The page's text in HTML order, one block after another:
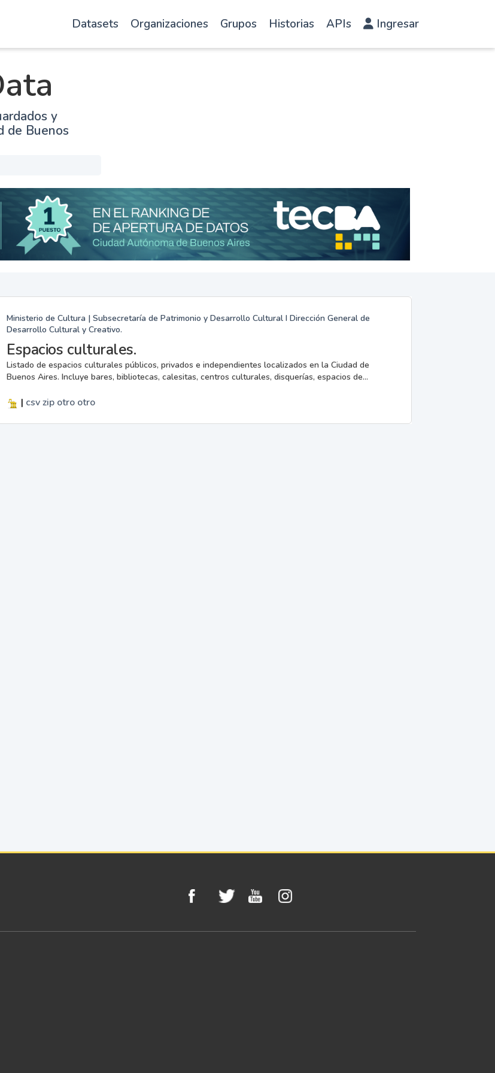
Datasets Organizaciones Grupos Historias APIs Ingresar
y
de Buenos
Ministerio de Cultura | Subsecretaría de Patrimonio y Desarrollo Cultural I Dirección General de
Desarrollo Cultural y Creativo.
Espacios culturales.
Listado de espacios culturales públicos, privados e independientes localizados en la Ciudad de
Buenos Aires. Incluye bares, bibliotecas, calesitas, centros culturales, disquerías, espacios de...
| csvzip otro otro